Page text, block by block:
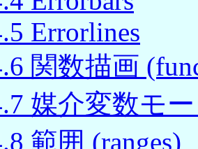
.5 Errorlines
.6 関数描画
.7 媒介変数モ
.8 範囲 (ranges)